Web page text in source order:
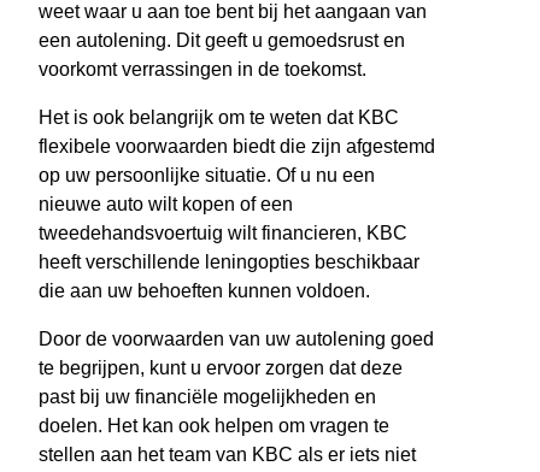
weet waar u aan toe bent bij het aangaan van
een autolening. Dit geeft u gemoedsrust en
voorkomt verrassingen in de toekomst.
Het is ook belangrijk om te weten dat KBC
flexibele voorwaarden biedt die zijn afgestemd
op uw persoonlijke situatie. Of u nu een
nieuwe auto wilt kopen of een
tweedehandsvoertuig wilt financieren, KBC
heeft verschillende leningopties beschikbaar
die aan uw behoeften kunnen voldoen.
Door de voorwaarden van uw autolening goed
te begrijpen, kunt u ervoor zorgen dat deze
past bij uw financiële mogelijkheden en
doelen. Het kan ook helpen om vragen te
stellen aan het team van KBC als er iets niet